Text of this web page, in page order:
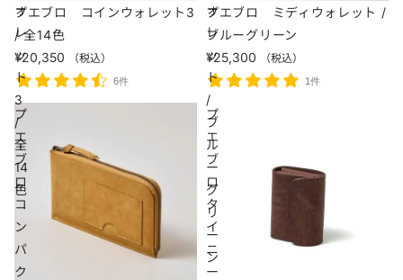
ォ
レ
ッ
ト
3
/
全
14
色
プエブロ コインウォレット3
/ 全14色
¥20,350
（税込）
6件
ォ
レ
ッ
ト
/
ブ
ル
ー
グ
リ
ー
ン
プエブロ ミディウォレット /
ブルーグリーン
¥25,300
（税込）
1件
プ
エ
ブ
ロ
コ
ン
パ
ク
プ
エ
ブ
ロ
タ
イ
ニ
ー